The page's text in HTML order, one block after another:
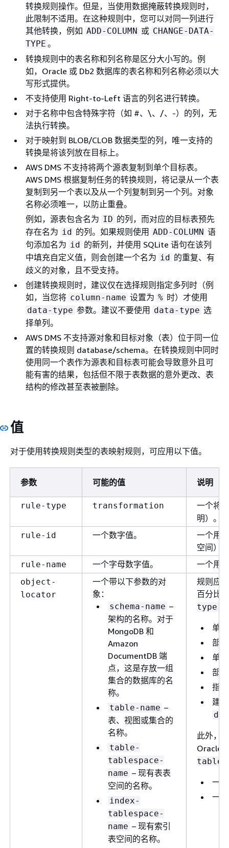
转换规则操作。但是，当使用数据掩蔽转换规则时，
此限制不适用。在这种规则中，您可以对同一列进行
其他转换，例如 ADD-COLUMN 或 CHANGE-DATA-
TYPE 。
转换规则中的表名称和列名称是区分大小写的。例
如，Oracle 或 Db2 数据库的表名称和列名称必须以大
写形式提供。
不支持使用 Right-to-Left 语言的列名进行转换。
对于名称中包含特殊字符（如 #、\、/、-）的列，无
法执行转换。
对于映射到 BLOB/CLOB 数据类型的列，唯一支持的
转换是将该列放在目标上。
AWS DMS 不支持将两个源表复制到单个目标表。
AWS DMS 根据复制任务的转换规则，将记录从一个表
复制到另一个表以及从一个列复制到另一个列。对象
名称必须唯一，以防止重叠。
例如，源表包含名为 ID 的列，而对应的目标表预先
存在名为 id 的列。如果规则使用 ADD-COLUMN 语
句添加名为 id 的新列，并使用 SQLite 语句在该列
中填充自定义值，则会创建一个名为 id 的重复、有
歧义的对象，且不受支持。
创建转换规则时，建议仅在选择规则指定多列时（例
如，当您将 column-name 设置为 % 时）才使用
data-type 参数。建议不要使用 data-type 选
择单列。
AWS DMS 不支持源对象和目标对象（表）位于同一位
置的转换规则 database/schema。在转换规则中同时
使用同一个表作为源表和目标表可能会导致意外且可
能有害的结果，包括但不限于表数据的意外更改、表
结构的修改甚至表被删除。
值
对于使用转换规则类型的表映射规则，可应用以下值。
参数 可能的值 说明
rule-type transformation
一个将
明）。
rule-id 一个数字值。
一个用
空间）
rule-name 一个字母数字值。 一个用
object-
locator
一个带以下参数的对
象：
schema-name –
架构的名称。对于
MongoDB 和
Amazon
DocumentDB 端
点，这是存放一组
集合的数据库的名
称。
table-name –
表、视图或集合的
名称。
table-
tablespace-
name – 现有表表
空间的名称。
index-
tablespace-
name – 现有索引
表空间的名称。
规则应
百分比
type
单
部
单
部
指
建
此外，
Oracle
一
一